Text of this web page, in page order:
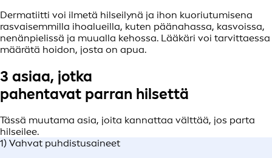
Dermatiitti voi ilmetä hilseilynä ja ihon kuoriutumisena
rasvaisemmilla ihoalueilla, kuten päänahassa, kasvoissa,
nenänpielissä ja muualla kehossa. Lääkäri voi tarvittaessa
määrätä hoidon, josta on apua.
3 asiaa, jotka
pahentavat parran hilsettä
Tässä muutama asia, joita kannattaa välttää, jos parta
hilseilee.
1) Vahvat puhdistusaineet